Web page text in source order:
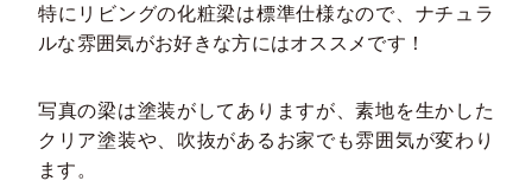
特にリビングの化粧梁は標準仕様なので、ナチュラ
ルな雰囲気がお好きな方にはオススメです！
写真の梁は塗装がしてありますが、素地を生かした
クリア塗装や、吹抜があるお家でも雰囲気が変わり
ます。